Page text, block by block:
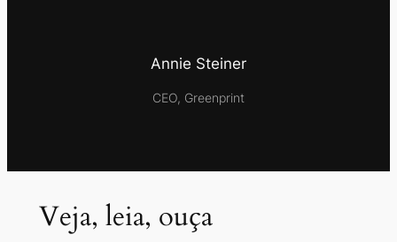
Annie Steiner
CEO, Greenprint
Veja, leia, ouça